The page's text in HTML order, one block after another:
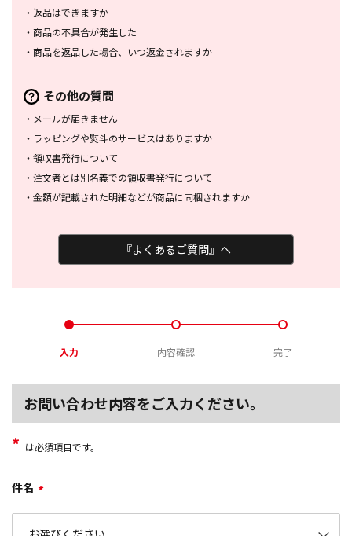
・ 返品はできますか
・ 商品の不具合が発生した
・ 商品を返品した場合、 いつ返金されますか
その他の質問
・ メールが届きません
・ ラッピングや熨斗のサービスはありますか
・ 領収書発行について
・ 注文者とは別名義での領収書発行について
・ 金額が記載された明細などが商品に同梱されますか
『よくあるご質問』へ
入力 内容確認 完了
お問い合わせ内容をご入力ください。
* は必須項目です。
件名 *